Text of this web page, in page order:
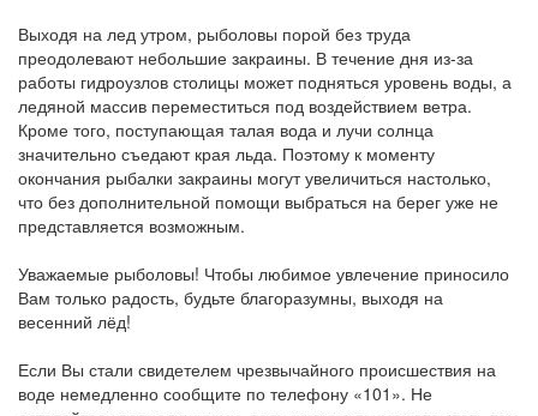
Выходя на лед утром, рыболовы порой без труда
преодолевают небольшие закраины. В течение дня из-за
работы гидроузлов столицы может подняться уровень воды, а
ледяной массив переместиться под воздействием ветра.
Кроме того, поступающая талая вода и лучи солнца
значительно съедают края льда. Поэтому к моменту
окончания рыбалки закраины могут увеличиться настолько,
что без дополнительной помощи выбраться на берег уже не
представляется возможным.
Уважаемые рыболовы! Чтобы любимое увлечение приносило
Вам только радость, будьте благоразумны, выходя на
весенний лёд!
Если Вы стали свидетелем чрезвычайного происшествия на
воде немедленно сообщите по телефону «101». Не